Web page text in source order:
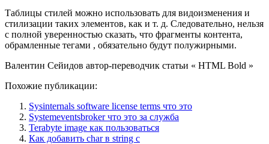
Таблицы стилей можно использовать для видоизменения и
стилизации таких элементов, как и т. д. Следовательно, нельзя
с полной уверенностью сказать, что фрагменты контента,
обрамленные тегами , обязательно будут полужирными.
Валентин Сейидов автор-переводчик статьи « HTML Bold »
Похожие публикации:
Sysinternals software license terms что это
Systemeventsbroker что это за служба
Terabyte image как пользоваться
Как добавить char в string c